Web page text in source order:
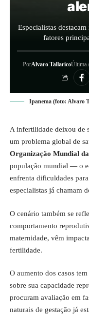
Especialistas
fatores
PorAlvaro TallaricoÚltima
Ipanema (foto: Alvaro
A infertilidade deixou de
um problema global de
Organização Mundial da
população mundial — o
enfrenta dificuldades
especialistas já chamam
O cenário também se
comportamento
maternidade, vêm
fertilidade.
O aumento dos casos
sobre sua capacidade
procuram avaliação em
naturais de gestação já